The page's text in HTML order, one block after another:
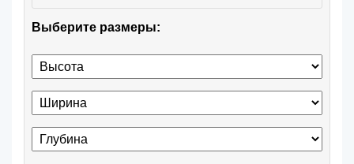
Выберите размеры: